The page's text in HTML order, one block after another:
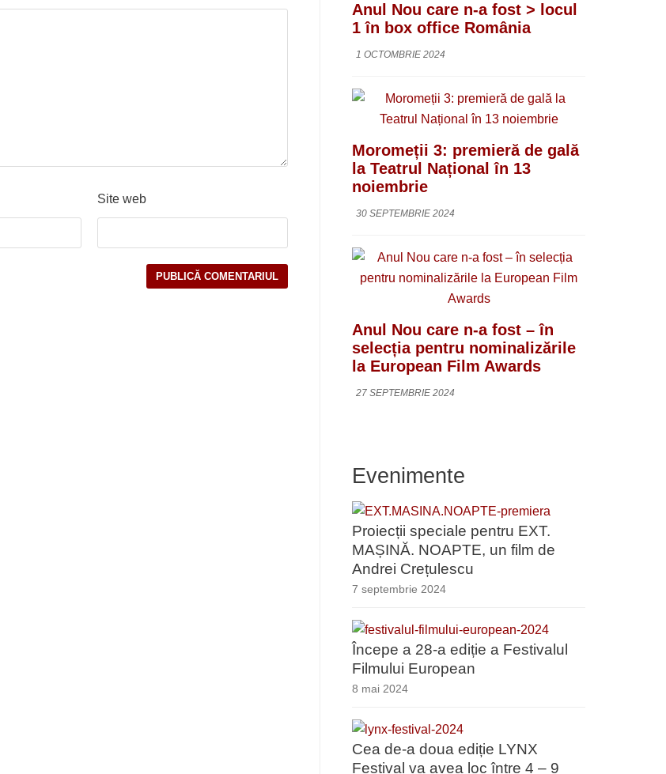
Site web
Anul Nou care n-a fost > locul
1 în box office România
1 OCTOMBRIE 2024
Moromeții 3: premieră de gală
la Teatrul Național în 13
noiembrie
30 SEPTEMBRIE 2024
Anul Nou care n-a fost – în
selecția pentru nominalizările
la European Film Awards
27 SEPTEMBRIE 2024
Evenimente
Proiecții speciale pentru EXT.
MAȘINĂ. NOAPTE, un film de
Andrei Crețulescu
7 septembrie 2024
Începe a 28-a ediție a Festivalul
Filmului European
8 mai 2024
Cea de-a doua ediție LYNX
Festival va avea loc între 4 – 9